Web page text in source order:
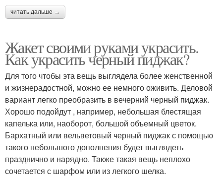
читать дальше →
Жакет своими руками украсить.
Как украсить черный пиджак?
Для того чтобы эта вещь выглядела более женственной
и жизнерадостной, можно ее немного оживить. Деловой
вариант легко преобразить в вечерний черный пиджак.
Хорошо подойдут , например, небольшая блестящая
капелька или, наоборот, большой объемный цветок.
Бархатный или вельветовый черный пиджак с помощью
такого небольшого дополнения будет выглядеть
празднично и нарядно. Также такая вещь неплохо
сочетается с шарфом или из легкого шелка.